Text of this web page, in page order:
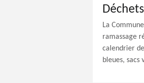
La
ramassage
calendrier
bleues, sacs